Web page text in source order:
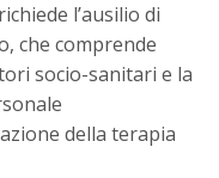
l’ausilio di
che comprende
socio-sanitari e la
della terapia